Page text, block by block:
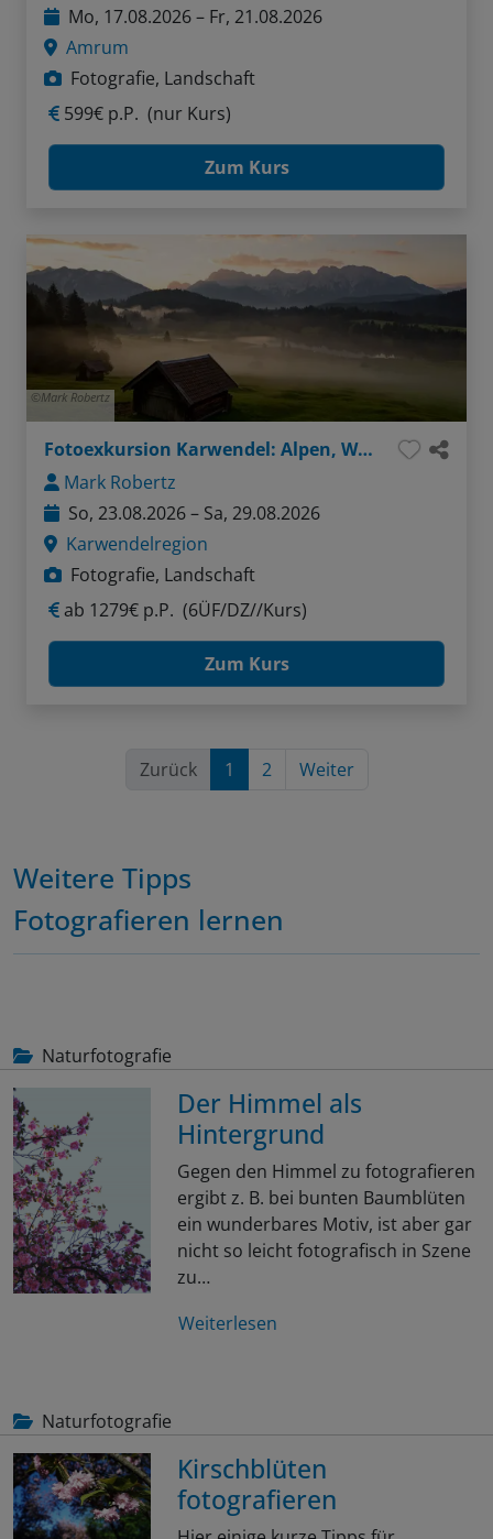
Mo, 17.08.2026 – Fr, 21.08.2026
Amrum
Fotografie, Landschaft
599€ p.P. (nur Kurs)
Zum Kurs
Mark Robertz
Fotoexkursion Karwendel: Alpen, Wasser, Felsen
Mark Robertz
So, 23.08.2026 – Sa, 29.08.2026
Karwendelregion
Fotografie, Landschaft
ab 1279€ p.P. (6ÜF/DZ//Kurs)
Zum Kurs
Zurück 1 2 Weiter
Weitere Tipps
Fotografieren lernen
Naturfotografie
Der Himmel als
Hintergrund
Gegen den Himmel zu fotografieren
ergibt z. B. bei bunten Baumblüten
ein wunderbares Motiv, ist aber gar
nicht so leicht fotografisch in Szene
zu…
Weiterlesen
Naturfotografie
Kirschblüten
fotografieren